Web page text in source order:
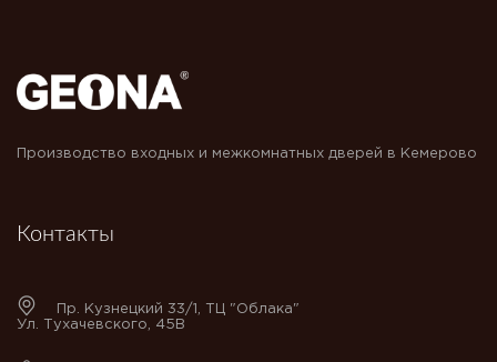
Производство входных и межкомнатных дверей в Кемерово
Контакты
Пр. Кузнецкий 33/1, ТЦ "Облака"
Ул. Тухачевского, 45В